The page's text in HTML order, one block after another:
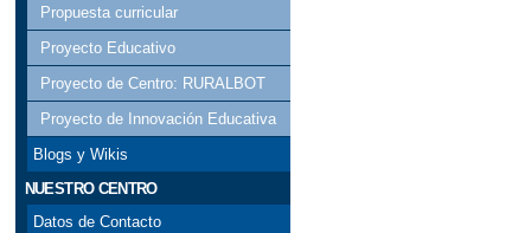
Propuesta curricular
Proyecto Educativo
Proyecto de Centro: RURALBOT
Proyecto de Innovación Educativa
Blogs y Wikis
NUESTRO CENTRO
Datos de Contacto